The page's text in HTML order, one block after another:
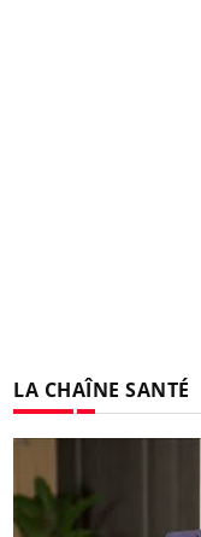
LA CHAÎNE SANTÉ